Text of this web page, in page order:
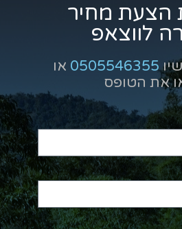
הצעת מחיר
לווצאפ
0505546355 או
את הטופס